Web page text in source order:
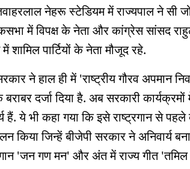
नेहरू स्टेडियम में राज्यपाल ने सी
में विपक्ष के नेता और कांग्रेस सांसद
पार्टियों के नेता मौजूद रहे.
ने हाल ही में 'राष्ट्रीय गौरव अपमान
दर्जा दिया है. अब सरकारी कार्यक्रमों
ये भी कहा गया कि इसे राष्ट्रगान से पहले
किया जिन्हें बीजेपी सरकार ने अनिवार्य
'जन गण मन' और अंत में राज्य गीत 'तमिल